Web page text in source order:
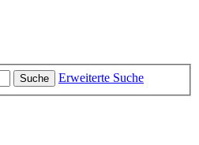
Suche
Erweiterte Suche